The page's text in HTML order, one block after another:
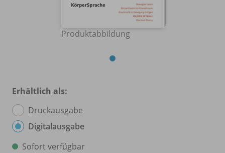
Produktabbildung
Erhältlich als:
Druckausgabe
Digitalausgabe
Sofort verfügbar